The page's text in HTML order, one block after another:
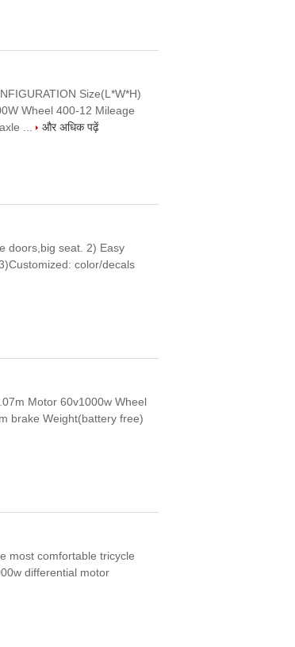
Size(L*W*H)
Wheel 400-12 Mileage
...
और अधिक पढ़ें
doors,big seat. 2) Easy
color/decals
Motor 60v1000w Wheel
brake Weight(battery free)
most comfortable tricycle
differential motor